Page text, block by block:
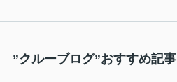
”クルーブログ”おすすめ記事